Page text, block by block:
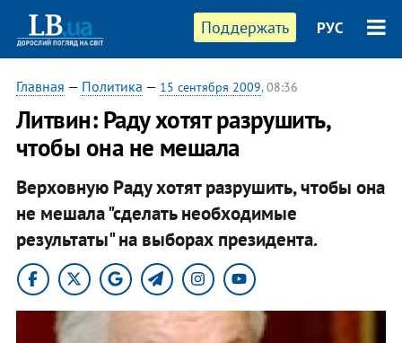
Поддержать РУС
Главная — Политика — 15 сентября 2009, 08:36
Литвин: Раду хотят разрушить,
чтобы она не мешала
Верховную Раду хотят разрушить, чтобы она
не мешала "сделать необходимые
результаты" на выборах президента.